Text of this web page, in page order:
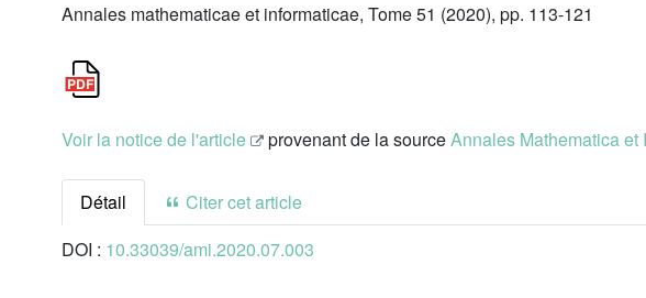
Annales mathematicae et informaticae, Tome 51 (2020), pp. 113-121
Voir la notice de l'article provenant de la sourceAnnales Mathematica
Détail
Citer cet article
DOI : 10.33039/ami.2020.07.003